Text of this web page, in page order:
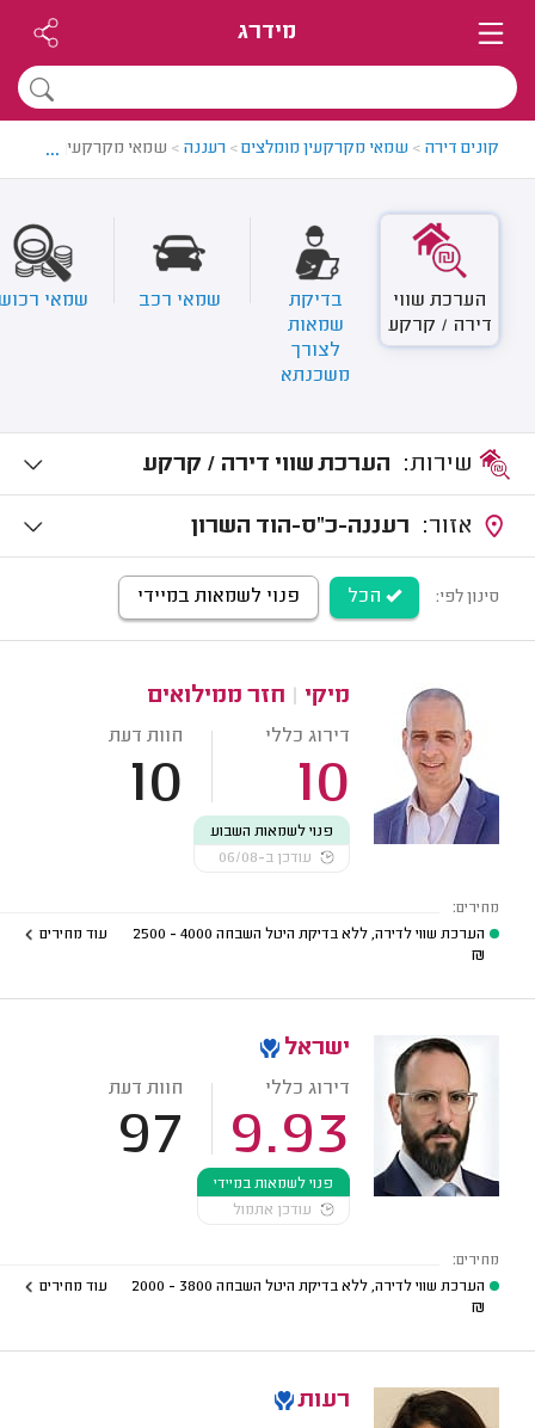
מידרג
קונים דירה > שמאי מקרקעין מומלצים> רעננה > שמאי מקרקעין ברעננה
...
הערכת שווי
דירה / קרקע
בדיקת
שמאות
לצורך
משכנתא
שמאי רכב שמאי
הערכת שווי דירה / קרקע
רעננה-כ"ס-הוד השרון
סינון לפי: הכל פנוי לשמאות במיידי
מיקי חזר ממילואים
דירוג כללי
10
חוות דעת
10
פנוי לשמאות השבוע
עודכן ב-06/08
מחירים:
הערכת שווי לדירה, ללא בדיקת היטל השבחה 4000 - 2500
₪
עוד מחירים
ישראל
דירוג כללי
9.93
חוות דעת
97
פנוי לשמאות במיידי
עודכן אתמול
מחירים:
הערכת שווי לדירה, ללא בדיקת היטל השבחה 3800 - 2000
₪
עוד מחירים
רעות